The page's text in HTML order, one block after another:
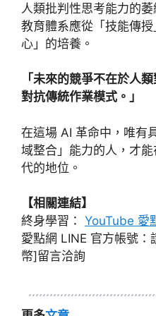
人類批判性思考能力的
教育體系應從「技能傳
心」的培養。
「未來的競爭不在於人
對抗傳統作業模式。」
在這場 AI 革命中，唯有
域整合」能力的人，才
代的地位。
【相關連結】
終身學習： YouTube 愛
愛點網 LINE 官方帳號
幣]留言洽詢